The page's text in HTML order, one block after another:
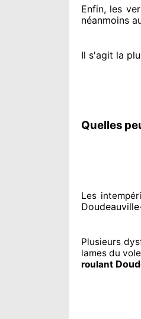
Enfin, les
néanmoins
Il s'agit la
Quelles
Les
Plusieurs
lames du
roulant